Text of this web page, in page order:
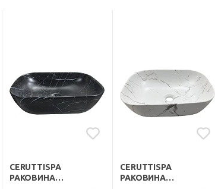
CERUTTISPA
РАКОВИНА
CERUTTISPA
РАКОВИНА